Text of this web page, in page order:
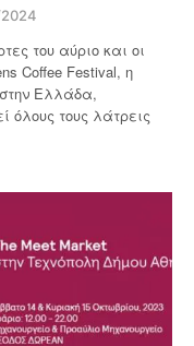
του αύριο και οι
Coffee Festival, η
Ελλάδα,
όλους τους λάτρεις